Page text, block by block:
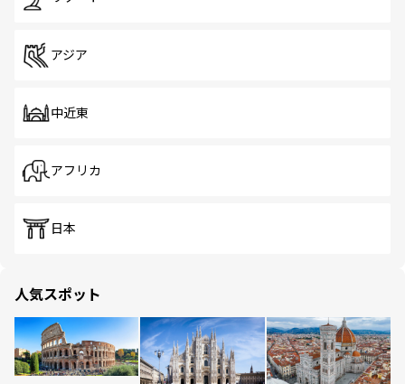
アジア
中近東
アフリカ
日本
人気スポット